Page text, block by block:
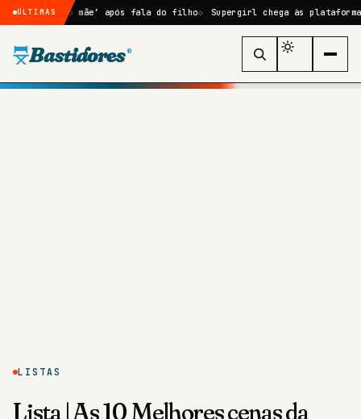
ÚLTIMAS
mãe’ após fala do filho Supergirl chega às plataformas
Bastidores ®
LISTAS
Lista | As 10 Melhores cenas da